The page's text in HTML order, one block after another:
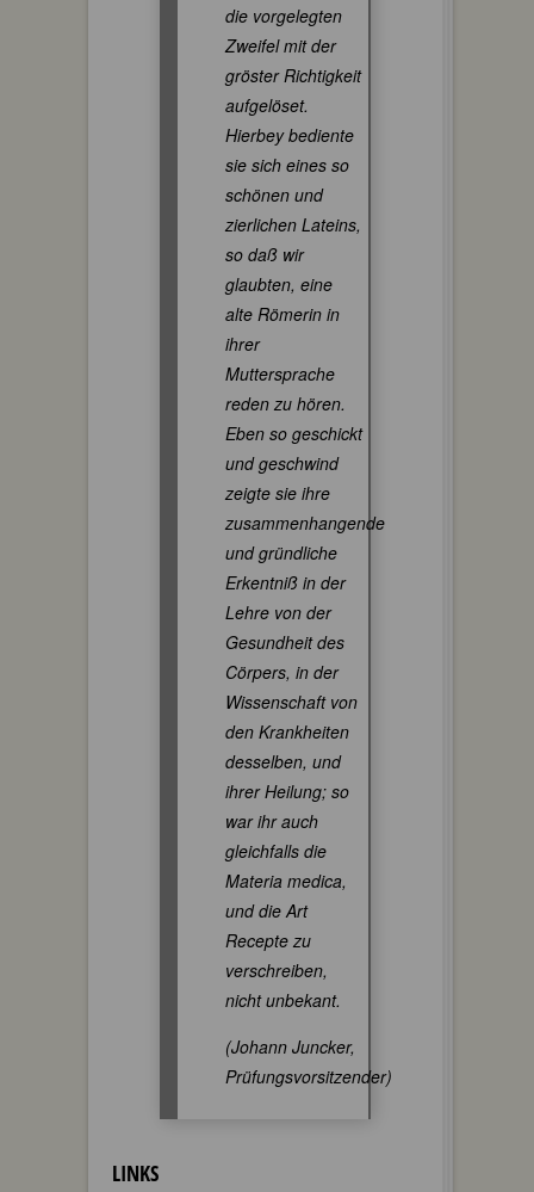
die vorgelegten
Zweifel mit der
gröster Richtigkeit
aufgelöset.
Hierbey bediente
sie sich eines so
schönen und
zierlichen Lateins,
so daß wir
glaubten, eine
alte Römerin in
ihrer
Muttersprache
reden zu hören.
Eben so geschickt
und geschwind
zeigte sie ihre
zusammenhangende
und gründliche
Erkentniß in der
Lehre von der
Gesundheit des
Cörpers, in der
Wissenschaft von
den Krankheiten
desselben, und
ihrer Heilung; so
war ihr auch
gleichfalls die
Materia medica,
und die Art
Recepte zu
verschreiben,
nicht unbekant.
(Johann Juncker,
Prüfungsvorsitzender)
LINKS